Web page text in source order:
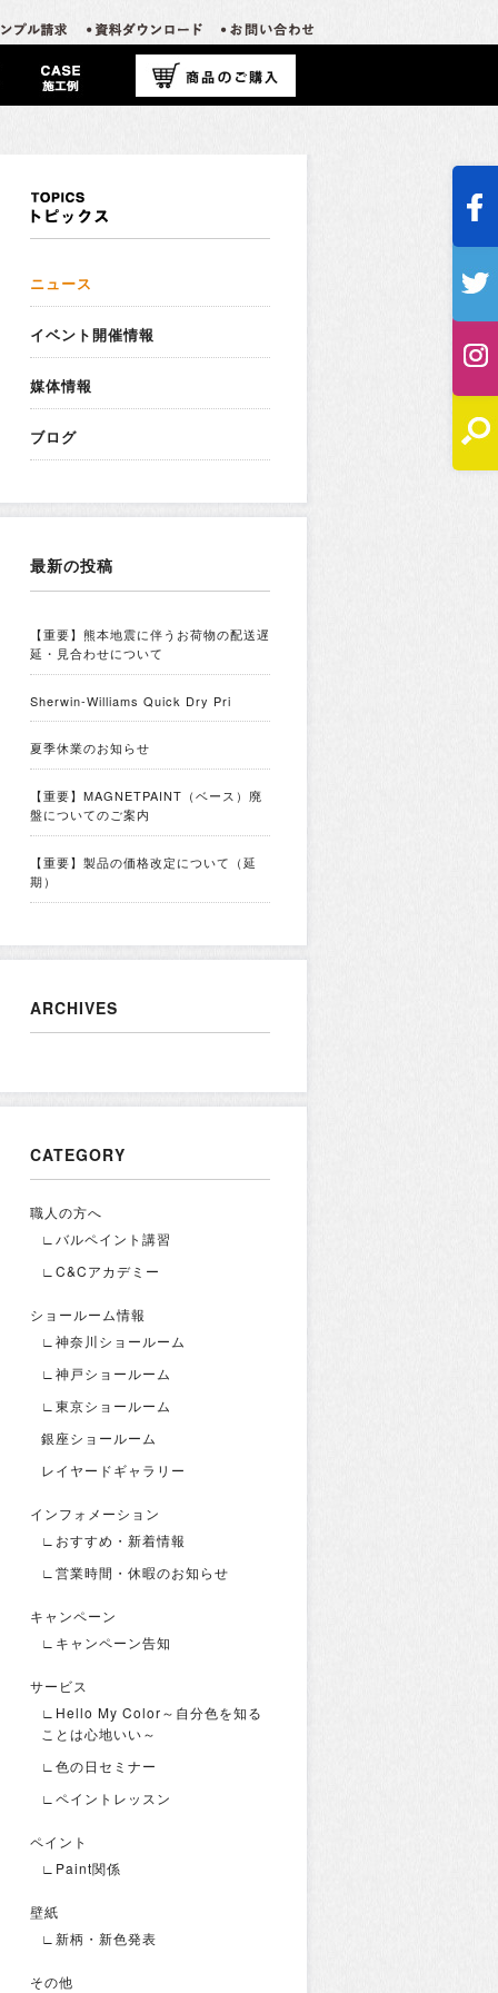
ニュース
イベント開催情報
媒体情報
ブログ
最新の投稿
【重要】熊本地震に伴うお荷物の配送遅
延・見合わせについて
Sherwin-Williams Quick Dry Pri
夏季休業のお知らせ
【重要】MAGNETPAINT（ベース）廃
盤についてのご案内
【重要】製品の価格改定について（延
期）
ARCHIVES
CATEGORY
職人の方へ
∟バルペイント講習
∟C&Cアカデミー
ショールーム情報
∟神奈川ショールーム
∟神戸ショールーム
∟東京ショールーム
銀座ショールーム
レイヤードギャラリー
インフォメーション
∟おすすめ・新着情報
∟営業時間・休暇のお知らせ
キャンペーン
∟キャンペーン告知
サービス
∟Hello My Color～自分色を知る
ことは心地いい～
∟色の日セミナー
∟ペイントレッスン
ペイント
∟Paint関係
壁紙
∟新柄・新色発表
その他